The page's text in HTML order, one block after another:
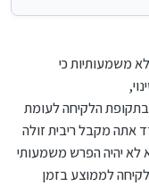
משמעותיות כי
בתקופת הלקיחה לעומת
אתה מקבל ריבית זולה
לא יהיה הפרש משמעותי
לממוצע בזמן